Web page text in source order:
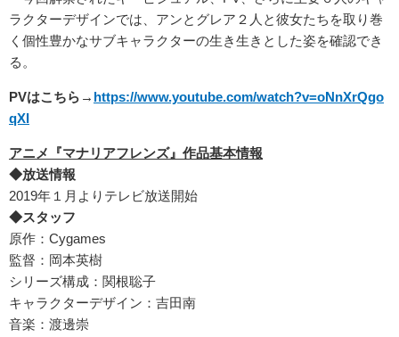
ラクターデザインでは、アンとグレア２人と彼女たちを取り巻
く個性豊かなサブキャラクターの生き生きとした姿を確認でき
る。
PVはこちら→ https://www.youtube.com/watch?v=oNnXrQgo
qXI
アニメ『マナリアフレンズ』作品基本情報
◆放送情報
2019年１月よりテレビ放送開始
◆スタッフ
原作：Cygames
監督：岡本英樹
シリーズ構成：関根聡子
キャラクターデザイン：吉田南
音楽：渡邊崇